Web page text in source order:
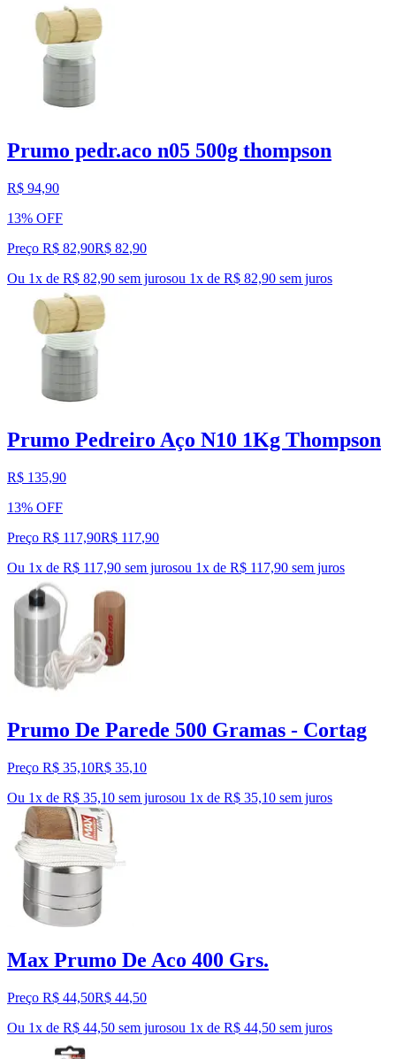
Prumo pedr.aco n05 500g thompson
R$ 94,90
13% OFF
Preço R$ 82,90R$ 82,90
Ou 1x de R$ 82,90 sem jurosou 1x de R$ 82,90 sem juros
Prumo Pedreiro Aço N10 1Kg Thompson
R$ 135,90
13% OFF
Preço R$ 117,90R$ 117,90
Ou 1x de R$ 117,90 sem jurosou 1x de R$ 117,90 sem juros
Prumo De Parede 500 Gramas - Cortag
Preço R$ 35,10R$ 35,10
Ou 1x de R$ 35,10 sem jurosou 1x de R$ 35,10 sem juros
Max Prumo De Aco 400 Grs.
Preço R$ 44,50R$ 44,50
Ou 1x de R$ 44,50 sem jurosou 1x de R$ 44,50 sem juros